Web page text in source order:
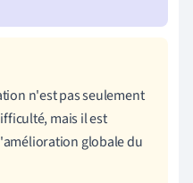
n'est pas seulement
mais il est
globale du